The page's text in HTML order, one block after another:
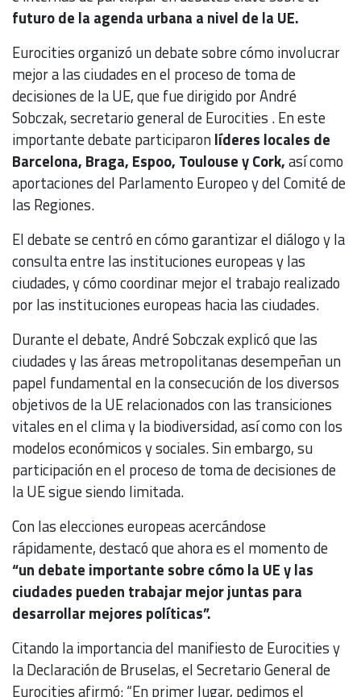
futuro de la agenda urbana a nivel de la UE.
Eurocities organizó un debate sobre cómo involucrar
mejor a las ciudades en el proceso de toma de
decisiones de la UE, que fue dirigido por André
Sobczak, secretario general de Eurocities . En este
importante debate participaronlíderes locales de
Barcelona, ​​Braga, Espoo, Toulouse y Cork,así como
aportaciones del Parlamento Europeo y del Comité de
las Regiones.
El debate se centró en cómo garantizar el diálogo y la
consulta entre las instituciones europeas y las
ciudades, y cómo coordinar mejor el trabajo realizado
por las instituciones europeas hacia las ciudades.
Durante el debate, André Sobczak explicó que las
ciudades y las áreas metropolitanas desempeñan un
papel fundamental en la consecución de los diversos
objetivos de la UE relacionados con las transiciones
vitales en el clima y la biodiversidad, así como con los
modelos económicos y sociales. Sin embargo, su
participación en el proceso de toma de decisiones de
la UE sigue siendo limitada.
Con las elecciones europeas acercándose
rápidamente, destacó que ahora es el momento de
“un debate importante sobre cómo la UE y las
ciudades pueden trabajar mejor juntas para
desarrollar mejores políticas”.
Citando la importancia del manifiesto de Eurocities y
la Declaración de Bruselas, el Secretario General de
Eurocities afirmó: “En primer lugar, pedimos el